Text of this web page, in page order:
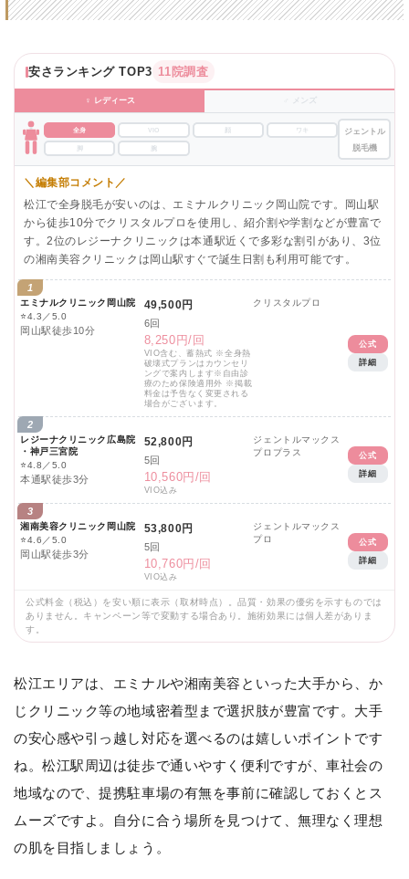
安さランキング TOP3 11院調査
♀ レディース ♂ メンズ
全身 VIO ワキ
脚
ジェントル
脱毛機
＼編集部コメント／
松江で全身脱毛が安いのは、エミナルクリニック岡山院です。岡山駅
から徒歩10分でクリスタルプロを使用し、紹介割や学割などが豊富で
す。2位のレジーナクリニックは本通駅近くで多彩な割引があり、3位
の湘南美容クリニックは岡山駅すぐで誕生日割も利用可能です。
1
エミナルクリニック岡山院
⭐4.3／5.0
岡山駅徒歩10分
49,500円
6回
8,250円/回
VIO含む、蓄熱式 ※全身熱
破壊式プランはカウンセリ
ングで案内します※自由診
療のため保険適用外 ※掲載
料金は予告なく変更される
場合がございます。
クリスタルプロ
公式
詳細
2
レジーナクリニック広島院
・神戸三宮院
⭐4.8／5.0
本通駅徒歩3分
52,800円
5回
10,560円/回
VIO込み
ジェントルマックス
プロプラス
公式
詳細
3
湘南美容クリニック岡山院
⭐4.6／5.0
岡山駅徒歩3分
53,800円
5回
10,760円/回
VIO込み
ジェントルマックス
プロ
公式
詳細
公式料金（税込）を安い順に表示（取材時点）。品質・効果の優劣を示すものでは
ありません。キャンペーン等で変動する場合あり。施術効果には個人差がありま
す。
松江エリアは、エミナルや湘南美容といった大手から、か
じクリニック等の地域密着型まで選択肢が豊富です。大手
の安心感や引っ越し対応を選べるのは嬉しいポイントです
ね。松江駅周辺は徒歩で通いやすく便利ですが、車社会の
地域なので、提携駐車場の有無を事前に確認しておくとス
ムーズですよ。自分に合う場所を見つけて、無理なく理想
の肌を目指しましょう。